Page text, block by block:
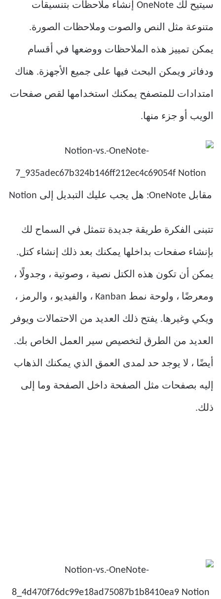
سيتيح لك OneNote إنشاء ملاحظات بتنسيقات
متنوعة مثل النص والصوت وملاحظات الصورة.
يمكن تمييز هذه الملاحظات ووضعها في أقسام
ودفاتر ويمكن البحث فيها على جميع الأجهزة. هناك
امتدادات للمتصفح يمكنك استخدامها لقص صفحات
الويب أو جزء منها.
تتبنى الفكرة طريقة جديدة تتمثل في السماح لك
بإنشاء صفحات بداخلها يمكنك بعد ذلك إنشاء كتل.
يمكن أن تكون هذه الكتل نصية ، وصوتية ، وجدولًا ،
ومعرضًا ، ولوحة نمط Kanban ، والفيديو ، والرمز ،
ويكي وغيرها. يفتح ذلك العديد من الاحتمالات ويوفر
العديد من الطرق لتخصيص سير العمل الخاص بك.
أيضًا ، لا يوجد حد لمدى العمق الذي يمكنك الذهاب
إليه بصفحات مثل الصفحة داخل الصفحة وما إلى
ذلك.